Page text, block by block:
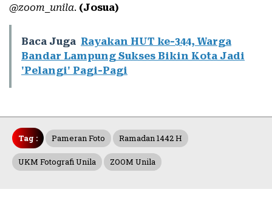
@zoom_unila. (Josua)
Baca Juga Rayakan HUT ke-344, Warga
Bandar Lampung Sukses Bikin Kota Jadi
'Pelangi' Pagi-Pagi
Tag : Pameran Foto Ramadan 1442 H
UKM Fotografi Unila ZOOM Unila